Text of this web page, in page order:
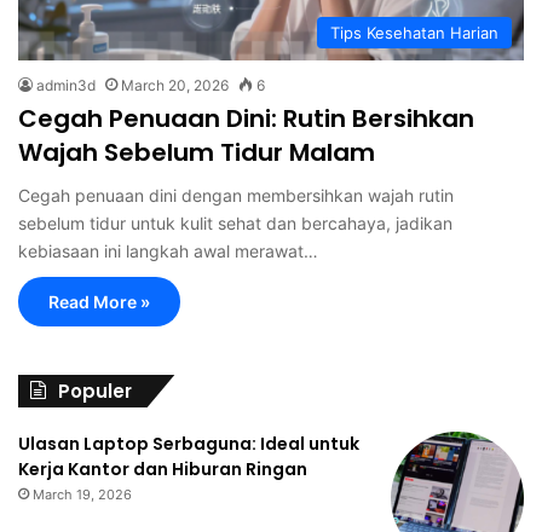
Tips Kesehatan Harian
admin3d March 20, 2026 6
Cegah Penuaan Dini: Rutin Bersihkan
Wajah Sebelum Tidur Malam
Cegah penuaan dini dengan membersihkan wajah rutin
sebelum tidur untuk kulit sehat dan bercahaya, jadikan
kebiasaan ini langkah awal merawat…
Read More »
Populer
Ulasan Laptop Serbaguna: Ideal untuk
Kerja Kantor dan Hiburan Ringan
March 19, 2026